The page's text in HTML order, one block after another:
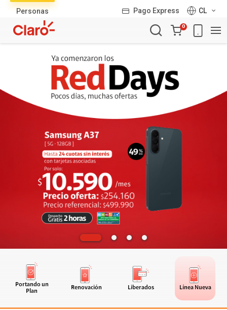
Personas Pago Express
CL
Carro
de
0
Portando un
Plan
Renovación Liberados Línea Nueva
productos